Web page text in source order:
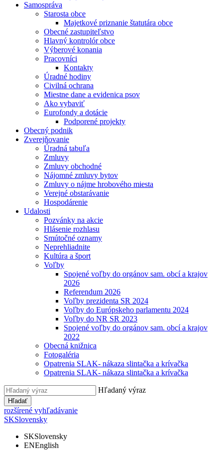
Samospráva
Starosta obce
Majetkové priznanie štatutára obce
Obecné zastupiteľstvo
Hlavný kontrolór obce
Výberové konania
Pracovníci
Kontakty
Úradné hodiny
Civilná ochrana
Miestne dane a evidenica psov
Ako vybaviť
Eurofondy a dotácie
Podporené projekty
Obecný podnik
Zverejňovanie
Úradná tabuľa
Zmluvy
Zmluvy obchodné
Nájomné zmluvy bytov
Zmluvy o nájme hrobového miesta
Verejné obstarávanie
Hospodárenie
Udalosti
Pozvánky na akcie
Hlásenie rozhlasu
Smútočné oznamy
Neprehliadnite
Kultúra a šport
Voľby
Spojené voľby do orgánov sam. obcí a krajov
2026
Referendum 2026
Voľby prezidenta SR 2024
Voľby do Európskeho parlamentu 2024
Voľby do NR SR 2023
Spojené voľby do orgánov sam. obcí a krajov
2022
Obecná knižnica
Fotogaléria
Opatrenia SLAK- nákaza slintačka a krívačka
Opatrenia SLAK- nákaza slintačka a krívačka
Hľadaný výraz
Hľadať
rozšírené vyhľadávanie
SKSlovensky
SKSlovensky
ENEnglish